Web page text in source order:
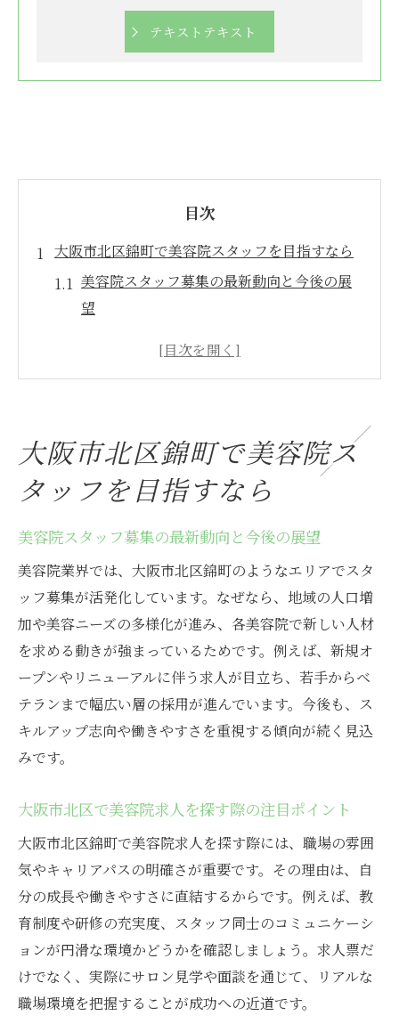
テキストテキスト
目次
大阪市北区錦町で美容院スタッフを目指すなら
美容院スタッフ募集の最新動向と今後の展
望
スタッフ募集情報から見る美容院の働きや
すさ
美容院の求人応募前に知るべきチェック項
目
キャリア形成を意識した美容院選びのコツ
美容院で働く魅力とキャリアアップの秘訣
美容院ならではのキャリアアップの流れと
は
スタッフ経験が活きる美容院の魅力的な環
境
成長を実感できる美容院のサポート体制と
美容院業界で役立つスキルと実践的な習得
キャリアアップを叶える美容院の選び方
美容院スタッフが実感する働きがいの理由
正社員募集の美容院で得られる成長の機会
正社員美容院で経験できる研修と教育制度
美容院スタッフの成長を支える職場環境の
特徴
大阪市北区錦町で美容院ス
タッフを目指すなら
美容院スタッフ募集の最新動向と今後の展望
美容院業界では、大阪市北区錦町のようなエリアでスタ
ッフ募集が活発化しています。なぜなら、地域の人口増
加や美容ニーズの多様化が進み、各美容院で新しい人材
を求める動きが強まっているためです。例えば、新規オ
ープンやリニューアルに伴う求人が目立ち、若手からベ
テランまで幅広い層の採用が進んでいます。今後も、ス
キルアップ志向や働きやすさを重視する傾向が続く見込
みです。
大阪市北区で美容院求人を探す際の注目ポイント
大阪市北区錦町で美容院求人を探す際には、職場の雰囲
気やキャリアパスの明確さが重要です。その理由は、自
分の成長や働きやすさに直結するからです。例えば、教
育制度や研修の充実度、スタッフ同士のコミュニケーシ
ョンが円滑な環境かどうかを確認しましょう。求人票だ
けでなく、実際にサロン見学や面談を通じて、リアルな
職場環境を把握することが成功への近道です。